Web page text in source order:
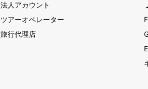
法人アカウント
ツアーオペレーター
旅行代理店